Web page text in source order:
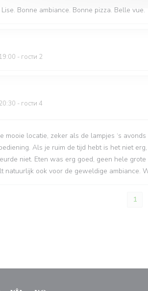
Bonne ambiance. Bonne pizza. Belle vue.
- гости 2
- гости 4
mooie locatie, zeker als de lampjes ‘s
Als je ruim de tijd hebt is het niet
niet. Eten was erg goed, geen hele
natuurlijk ook voor de geweldige ambiance.
1